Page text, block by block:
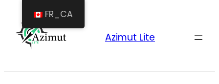
contenu
Azimut Lite
FR_CA